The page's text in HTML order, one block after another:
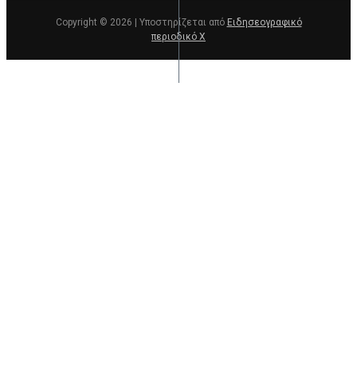
Copyright © 2026 | Υποστηρίζεται από Ειδησεογραφικό
περιοδικό Χ